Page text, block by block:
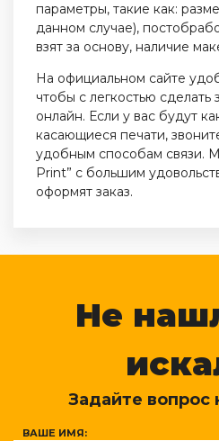
параметры, такие как:
данном случае),
взят за основу, наличие
На официальном сайте
чтобы с легкостью сделать
онлайн. Если у вас будут
касающиеся печати,
удобным способам связи.
Print” с большим
оформят заказ.
Не
Задайте вопрос
ВАШЕ ИМЯ: